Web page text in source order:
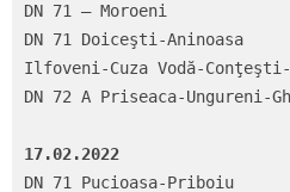
DN 71 – Moroeni
DN 71 Doiceşti-Aninoasa
Ilfoveni-Cuza Vodă-Conţeşti-
DN 72 A Priseaca-Ungureni-
17.02.2022
DN 71 Pucioasa-Priboiu